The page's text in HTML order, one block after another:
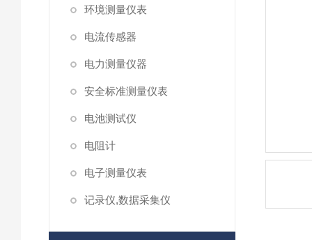
环境测量仪表
电流传感器
电力测量仪器
安全标准测量仪表
电池测试仪
电阻计
电子测量仪表
记录仪,数据采集仪